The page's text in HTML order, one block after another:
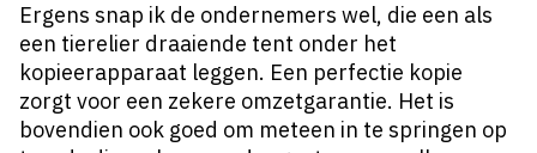
Ergens snap ik de ondernemers wel, die een als
een tierelier draaiende tent onder het
kopieerapparaat leggen. Een perfectie kopie
zorgt voor een zekere omzetgarantie. Het is
bovendien ook goed om meteen in te springen op